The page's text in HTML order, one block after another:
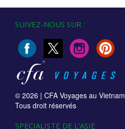
SUIVEZ-NOUS SUR :
© 2026 | CFA Voyages au Vietnam
Tous droit réservés
SPECIALISTE DE L'ASIE